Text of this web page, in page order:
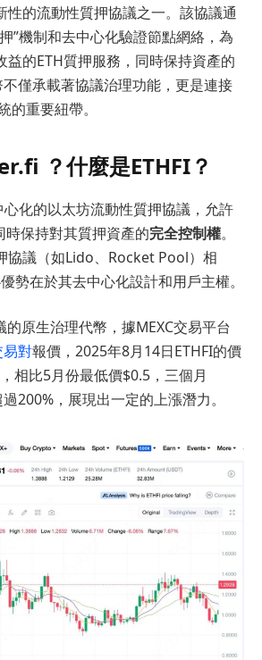
性的流動性質押協議之一。該協議通
”機制和去中心化驗證節點網絡，為
益的ETH質押服務，同時保持資產的
僅承載著協議治理功能，更是連接
的重要紐帶。
？什麼是ETHFI？
心化的以太坊流動性質押協議，允許
時保持對其質押資產的完全控制權。
協議（如Lido、Rocket Pool）相
勢在於其去中心化設計和用戶主權。
的原生治理代幣，據MEXC交易平台
易對報價，2025年8月14日ETHFI的價
相比5月份最低價$0.5，三個月
200%，展現出一定的上漲潛力。